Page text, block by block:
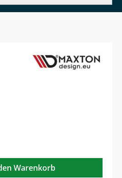
Wert
Warenkorb